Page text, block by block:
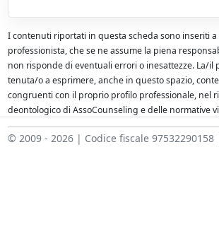
I contenuti riportati in questa scheda sono inseriti
professionista, che se ne assume la piena
non risponde di eventuali errori o inesattezze. La/il
tenuta/o a esprimere, anche in questo spazio,
congruenti con il proprio profilo professionale, nel
deontologico di AssoCounseling e delle normative
© 2009 - 2026 | Codice fiscale